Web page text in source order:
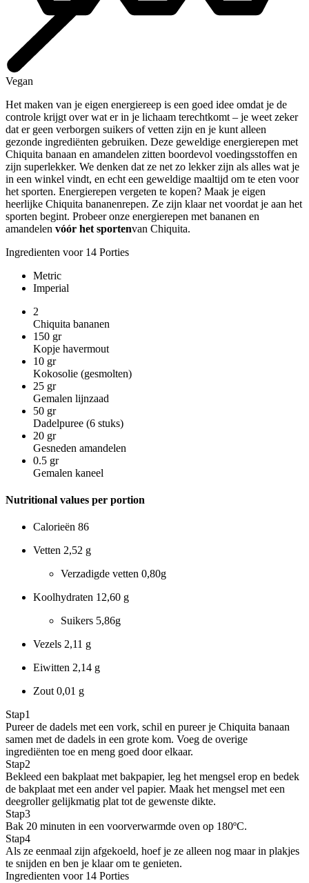
Vegan
Het maken van je eigen energiereep is een goed idee omdat je de
controle krijgt over wat er in je lichaam terechtkomt – je weet zeker
dat er geen verborgen suikers of vetten zijn en je kunt alleen
gezonde ingrediënten gebruiken. Deze geweldige energierepen met
Chiquita banaan en amandelen zitten boordevol voedingsstoffen en
zijn superlekker. We denken dat ze net zo lekker zijn als alles wat je
in een winkel vindt, en echt een geweldige maaltijd om te eten voor
het sporten. Energierepen vergeten te kopen? Maak je eigen
heerlijke Chiquita bananenrepen. Ze zijn klaar net voordat je aan het
sporten begint. Probeer onze energierepen met bananen en
amandelen vóór het sportenvan Chiquita.
Ingredienten voor 14 Porties
Metric
Imperial
2
Chiquita bananen
150 gr
Kopje havermout
10 gr
Kokosolie (gesmolten)
25 gr
Gemalen lijnzaad
50 gr
Dadelpuree (6 stuks)
20 gr
Gesneden amandelen
0.5 gr
Gemalen kaneel
Nutritional values per portion
Calorieën 86
Vetten 2,52 g
Verzadigde vetten 0,80g
Koolhydraten 12,60 g
Suikers 5,86g
Vezels 2,11 g
Eiwitten 2,14 g
Zout 0,01 g
Stap1
Pureer de dadels met een vork, schil en pureer je Chiquita banaan
samen met de dadels in een grote kom. Voeg de overige
ingrediënten toe en meng goed door elkaar.
Stap2
Bekleed een bakplaat met bakpapier, leg het mengsel erop en bedek
de bakplaat met een ander vel papier. Maak het mengsel met een
deegroller gelijkmatig plat tot de gewenste dikte.
Stap3
Bak 20 minuten in een voorverwarmde oven op 180ºC.
Stap4
Als ze eenmaal zijn afgekoeld, hoef je ze alleen nog maar in plakjes
te snijden en ben je klaar om te genieten.
Ingredienten voor 14 Porties